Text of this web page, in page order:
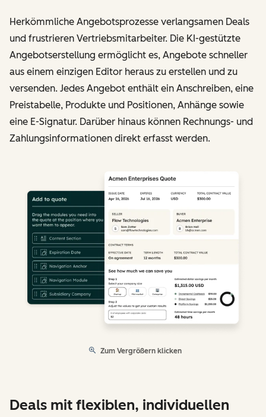
Herkömmliche Angebotsprozesse verlangsamen Deals
und frustrieren Vertriebsmitarbeiter. Die KI-gestützte
Angebotserstellung ermöglicht es, Angebote schneller
aus einem einzigen Editor heraus zu erstellen und zu
versenden. Jedes Angebot enthält ein Anschreiben, eine
Preistabelle, Produkte und Positionen, Anhänge sowie
eine E-Signatur. Darüber hinaus können Rechnungs- und
Zahlungsinformationen direkt erfasst werden.
Zum Vergrößern klicken
Deals mit flexiblen, individuellen